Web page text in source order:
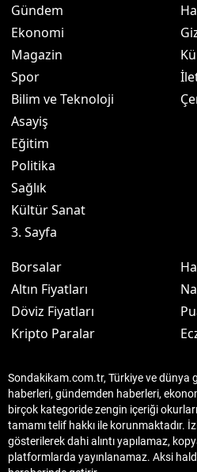
Gündem
Ekonomi
Magazin
Spor
Bilim ve Teknoloji
Asayiş
Eğitim
Politika
Sağlık
Kültür Sanat
3. Sayfa
Borsalar
Altın Fiyatları
Döviz Fiyatları
Kripto Paralar
Sondakikam.com.tr, Türkiye ve dünya
haberleri, gündemden haberleri,
birçok kategoride zengin içeriği
tamamı telif hakkı ile korunmaktadır.
gösterilerek dahi alıntı yapılamaz,
platformlarda yayınlanamaz. Aksi